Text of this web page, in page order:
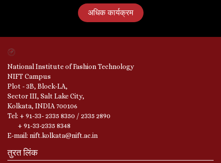
अधिक कार्यक्रम
National Institute of Fashion Technology
NIFT Campus
Plot - 3B, Block-LA,
Sector III, Salt Lake City,
Kolkata, INDIA 700106
Tel: + 91-33- 2335 8350 / 2335 2890
+ 91-33-2335 8348
E-mail: nift.kolkata@nift.ac.in
तुरत लिंक